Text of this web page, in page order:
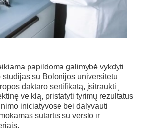
papildoma galimybė vykdyti
su Bolonijos universitetu
daktaro sertifikatą, įsitraukti į
veiklą, pristatyti tyrimų rezultatus
iniciatyvose bei dalyvauti
sutartis su verslo ir